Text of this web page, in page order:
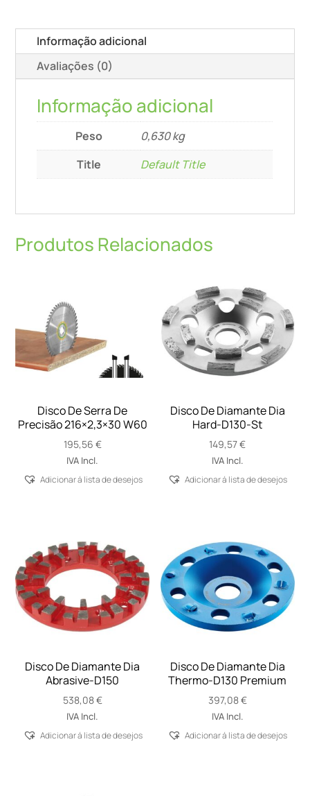
Informação adicional
Avaliações (0)
Informação adicional
Peso
0,630 kg
Title
Default Title
Produtos Relacionados
Disco De Serra De
Precisão 216×2,3×30 W60
195,56 €
IVA Incl.
Adicionar á lista de desejos
Disco De Diamante Dia
Hard-D130-St
149,57€
IVA Incl.
Adicionar á lista de desejos
Disco De Diamante Dia
Abrasive-D150
538,08€
IVA Incl.
Adicionar á lista de desejos
Disco De Diamante Dia
Thermo-D130 Premium
397,08€
IVA Incl.
Adicionar á lista de desejos